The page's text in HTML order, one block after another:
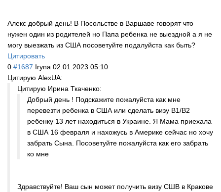
Алекс добрый день! В Посольстве в Варшаве говорят что
нужен один из родителей но Папа ребенка не выездной а я не
могу выезжать из США посоветуйте подалуйста как быть?
Цитировать
0 #1687 Iryna 02.01.2023 05:10
Цитирую AlexUA:
Цитирую Ирина Ткаченко:
Добрый день ! Подскажите пожалуйста как мне
перевезти ребенка в США или сделать визу В1/В2
ребенку 13 лет находиться в Украине. Я Мама приехала
в США 16 февраля и нахожусь в Америке сейчас но хочу
забрать Сына. Посоветуйте пожалуйста как его забрать
ко мне
Здравствуйте! Ваш сын может получить визу СШВ в Кракове